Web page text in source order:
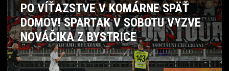
PO VÍŤAZSTVE V KOMÁRNE SPÄŤ
DOMOV! SPARTAK V SOBOTU VYZVE
NOVÁČIKA Z BYSTRICE